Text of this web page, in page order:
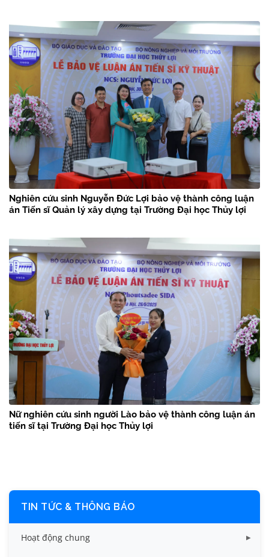
Nghiên cứu sinh Nguyễn Đức Lợi bảo vệ thành công luận
án Tiến sĩ Quản lý xây dựng tại Trường Đại học Thủy lợi
Nữ nghiên cứu sinh người Lào bảo vệ thành công luận án
tiến sĩ tại Trường Đại học Thủy lợi
TIN TỨC & THÔNG BÁO
Hoạt động chung